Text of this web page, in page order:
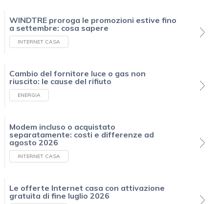
WINDTRE proroga le promozioni estive fino
a settembre: cosa sapere
INTERNET CASA
Cambio del fornitore luce o gas non
riuscito: le cause del rifiuto
ENERGIA
Modem incluso o acquistato
separatamente: costi e differenze ad
agosto 2026
INTERNET CASA
Le offerte Internet casa con attivazione
gratuita di fine luglio 2026